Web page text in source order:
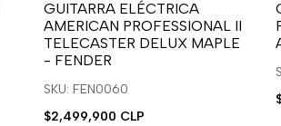
para
usar
la
lista
de
para
usar
Compare
GUITARRA ELÉCTRICA
AMERICAN PROFESSIONAL II
TELECASTER DELUX MAPLE
- FENDER
SKU: FEN0060
Precio
$2,499,900 CLP